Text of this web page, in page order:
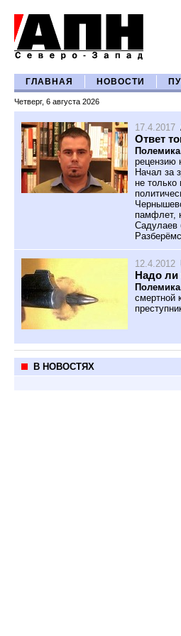
ГЛАВНАЯ НОВОСТИ
Четверг, 6 августа 2026
17.4.2017
Ответ
рецензию
Начал за
не только
памфлет,
Садулаев
12.4.2012
Надо ли
смертной
В НОВОСТЯХ